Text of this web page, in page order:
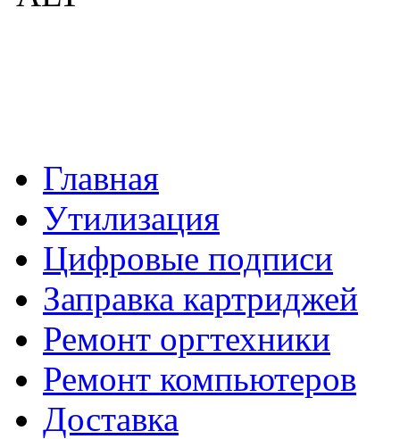
Главная
Утилизация
Цифровые подписи
Заправка картриджей
Ремонт оргтехники
Ремонт компьютеров
Доставка